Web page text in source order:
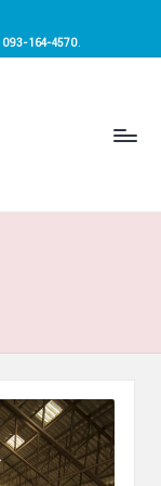
093-164-4570.